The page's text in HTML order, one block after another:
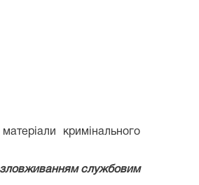
кримінального
службовим